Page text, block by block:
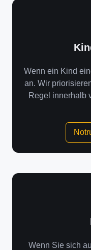
Wenn ein Kind
an. Wir
Regel innerhalb
Wenn Sie sich